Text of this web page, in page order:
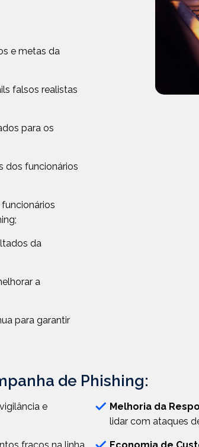
e metas da
falsos realistas
para os
dos funcionários
da
a
para garantir
de Phishing:
e
Melhoria da
lidar com ataques